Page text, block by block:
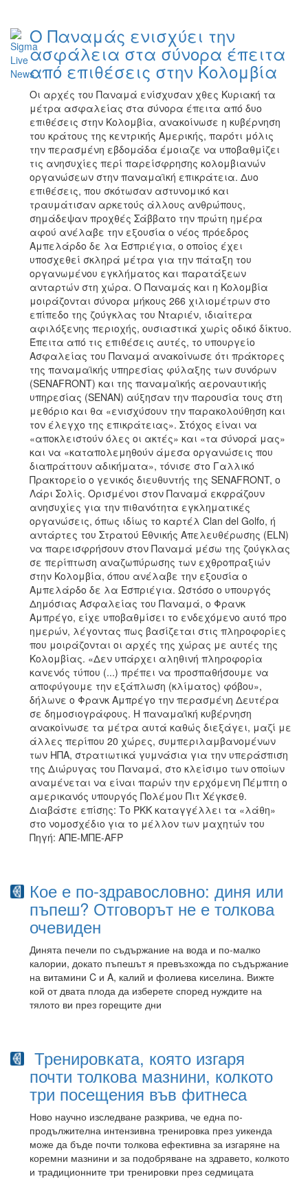
Ο Παναμάς ενισχύει την
ασφάλεια στα σύνορα έπειτα
από επιθέσεις στην Κολομβία
Οι αρχές του Παναμά ενίσχυσαν χθες Κυριακή τα
μέτρα ασφαλείας στα σύνορα έπειτα από δυο
επιθέσεις στην Κολομβία, ανακοίνωσε η κυβέρνηση
του κράτους της κεντρικής Αμερικής, παρότι μόλις
την περασμένη εβδομάδα έμοιαζε να υποβαθμίζει
τις ανησυχίες περί παρείσφρησης κολομβιανών
οργανώσεων στην παναμαϊκή επικράτεια. Δυο
επιθέσεις, που σκότωσαν αστυνομικό και
τραυμάτισαν αρκετούς άλλους ανθρώπους,
σημάδεψαν προχθές Σάββατο την πρώτη ημέρα
αφού ανέλαβε την εξουσία ο νέος πρόεδρος
Αμπελάρδο δε λα Εσπριέγια, ο οποίος έχει
υποσχεθεί σκληρά μέτρα για την πάταξη του
οργανωμένου εγκλήματος και παρατάξεων
ανταρτών στη χώρα. Ο Παναμάς και η Κολομβία
μοιράζονται σύνορα μήκους 266 χιλιομέτρων στο
επίπεδο της ζούγκλας του Νταριέν, ιδιαίτερα
αφιλόξενης περιοχής, ουσιαστικά χωρίς οδικό δίκτυο.
Έπειτα από τις επιθέσεις αυτές, το υπουργείο
Ασφαλείας του Παναμά ανακοίνωσε ότι πράκτορες
της παναμαϊκής υπηρεσίας φύλαξης των συνόρων
(SENAFRONT) και της παναμαϊκής αεροναυτικής
υπηρεσίας (SENAN) αύξησαν την παρουσία τους στη
μεθόριο και θα «ενισχύσουν την παρακολούθηση και
τον έλεγχο της επικράτειας». Στόχος είναι να
«αποκλειστούν όλες οι ακτές» και «τα σύνορά μας»
και να «καταπολεμηθούν άμεσα οργανώσεις που
διαπράττουν αδικήματα», τόνισε στο Γαλλικό
Πρακτορείο ο γενικός διευθυντής της SENAFRONT, ο
Λάρι Σολίς. Ορισμένοι στον Παναμά εκφράζουν
ανησυχίες για την πιθανότητα εγκληματικές
οργανώσεις, όπως ιδίως το καρτέλ Clan del Golfo, ή
αντάρτες του Στρατού Εθνικής Απελευθέρωσης (ELN)
να παρεισφρήσουν στον Παναμά μέσω της ζούγκλας
σε περίπτωση αναζωπύρωσης των εχθροπραξιών
στην Κολομβία, όπου ανέλαβε την εξουσία ο
Αμπελάρδο δε λα Εσπριέγια. Ωστόσο ο υπουργός
Δημόσιας Ασφαλείας του Παναμά, ο Φρανκ
Αμπρέγο, είχε υποβαθμίσει το ενδεχόμενο αυτό προ
ημερών, λέγοντας πως βασίζεται στις πληροφορίες
που μοιράζονται οι αρχές της χώρας με αυτές της
Κολομβίας. «Δεν υπάρχει αληθινή πληροφορία
κανενός τύπου (...) πρέπει να προσπαθήσουμε να
αποφύγουμε την εξάπλωση (κλίματος) φόβου»,
δήλωνε ο Φρανκ Αμπρέγο την περασμένη Δευτέρα
σε δημοσιογράφους. Η παναμαϊκή κυβέρνηση
ανακοίνωσε τα μέτρα αυτά καθώς διεξάγει, μαζί με
άλλες περίπου 20 χώρες, συμπεριλαμβανομένων
των ΗΠΑ, στρατιωτικά γυμνάσια για την υπεράσπιση
της Διώρυγας του Παναμά, στο κλείσιμο των οποίων
αναμένεται να είναι παρών την ερχόμενη Πέμπτη ο
αμερικανός υπουργός Πολέμου Πιτ Χέγκσεθ.
Διαβάστε επίσης: Το PKK καταγγέλλει τα «λάθη»
στο νομοσχέδιο για το μέλλον των μαχητών του
Πηγή: ΑΠΕ-ΜΠΕ-AFP
Кое е по-здравословно: диня или
пъпеш? Отговорът не е толкова
очевиден
Динята печели по съдържание на вода и по-малко
калории, докато пъпешът я превъзхожда по съдържание
на витамини C и A, калий и фолиева киселина. Вижте
кой от двата плода да изберете според нуждите на
тялото ви през горещите дни
Тренировката, която изгаря
почти толкова мазнини, колкото
три посещения във фитнеса
Ново научно изследване разкрива, че една по-
продължителна интензивна тренировка през уикенда
може да бъде почти толкова ефективна за изгаряне на
коремни мазнини и за подобряване на здравето, колкото
и традиционните три тренировки през седмицата